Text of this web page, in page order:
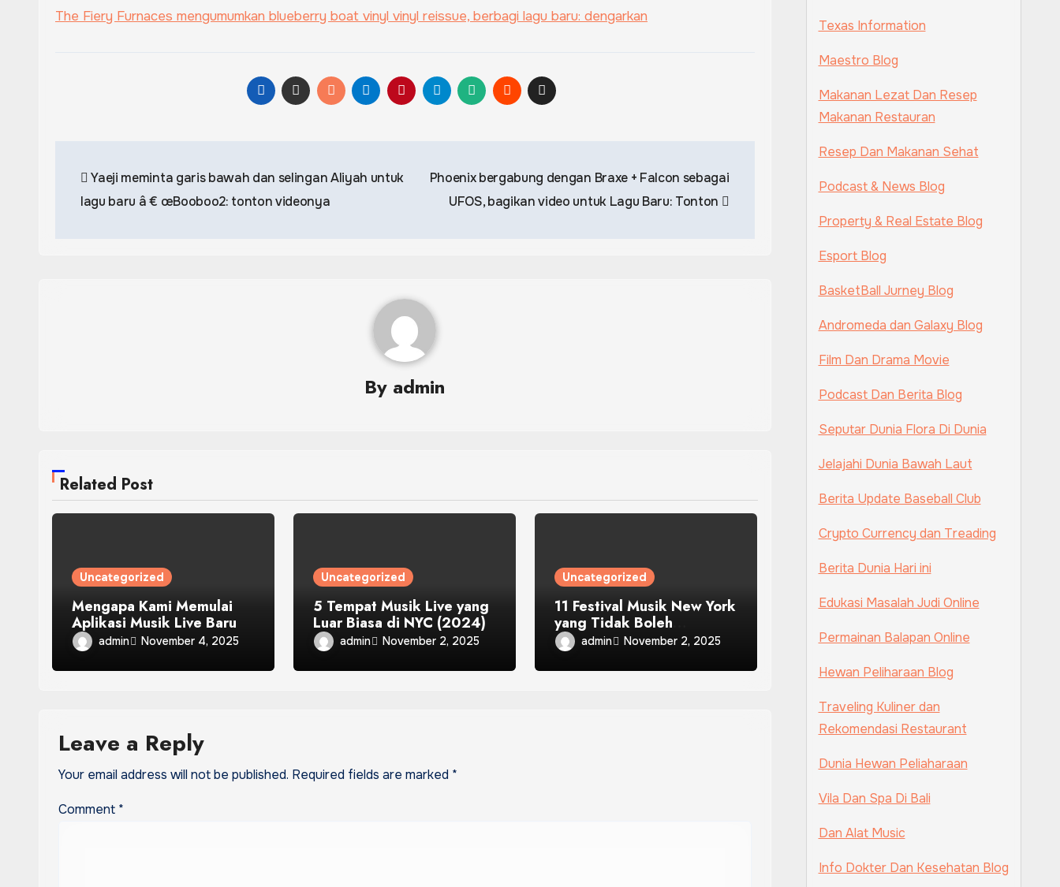
The Fiery Furnaces mengumumkan blueberry boat vinyl vinyl reissue, berbagi lagu baru: dengarkan
navigation
Yaeji meminta garis bawah dan selingan Aliyah untuk
lagu baru â € œBooboo2: tonton videonya
Phoenix bergabung dengan Braxe + Falcon sebagai
UFOS, bagikan video untuk Lagu Baru: Tonton
By admin
Related Post
Uncategorized
Mengapa Kami Memulai
Aplikasi Musik Live Baru
admin November 4, 2025
Uncategorized
5 Tempat Musik Live yang
Luar Biasa di NYC (2024)
admin November 2, 2025
Uncategorized
11 Festival Musik New York
yang Tidak Boleh
Dilewatkan pada tahun
2024
admin November 2, 2025
Leave a Reply
Your email address will not be published. Required fields are marked *
Comment *
Texas Information
Maestro Blog
Makanan Lezat Dan Resep
Makanan Restauran
Resep Dan Makanan Sehat
Podcast & News Blog
Property & Real Estate Blog
Esport Blog
BasketBall Jurney Blog
Andromeda dan Galaxy Blog
Film Dan Drama Movie
Podcast Dan Berita Blog
Seputar Dunia Flora Di Dunia
Jelajahi Dunia Bawah Laut
Berita Update Baseball Club
Crypto Currency dan Treading
Berita Dunia Hari ini
Edukasi Masalah Judi Online
Permainan Balapan Online
Hewan Peliharaan Blog
Traveling Kuliner dan
Rekomendasi Restaurant
Dunia Hewan Peliaharaan
Vila Dan Spa Di Bali
Dan Alat Music
Info Dokter Dan Kesehatan Blog